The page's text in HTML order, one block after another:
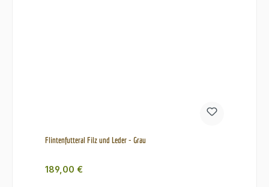
Flintenfutteral Filz und Leder - Grau
Regulärer Preis:
189,00 €